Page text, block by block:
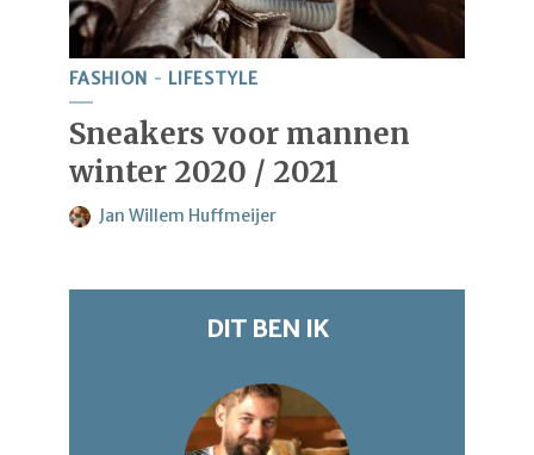
FASHION LIFESTYLE
Sneakers voor mannen
winter 2020 / 2021
Jan Willem Huffmeijer
DIT BEN IK